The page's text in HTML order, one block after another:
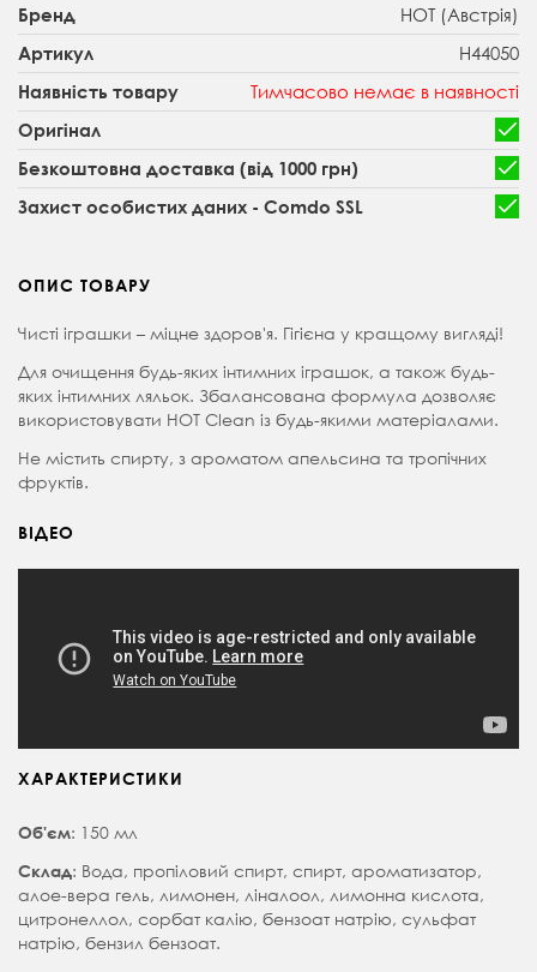
Бренд HOT (Австрія)
Артикул H44050
Наявність товару Тимчасово немає в наявності
Оригінал
Безкоштовна доставка (від 1000 грн)
Захист особистих даних - Comdo SSL
ОПИС ТОВАРУ
Чисті іграшки – міцне здоров'я. Гігієна у кращому вигляді!
Для очищення будь-яких інтимних іграшок, а також будь-
яких інтимних ляльок. Збалансована формула дозволяє
використовувати HOT Clean із будь-якими матеріалами.
Не містить спирту, з ароматом апельсина та тропічних
фруктів.
ВІДЕО
ХАРАКТЕРИСТИКИ
Об'єм: 150 мл
Склад: Вода, пропіловий спирт, спирт, ароматизатор,
алое-вера гель, лимонен, ліналоол, лимонна кислота,
цитронеллол, сорбат калію, бензоат натрію, сульфат
натрію, бензил бензоат.